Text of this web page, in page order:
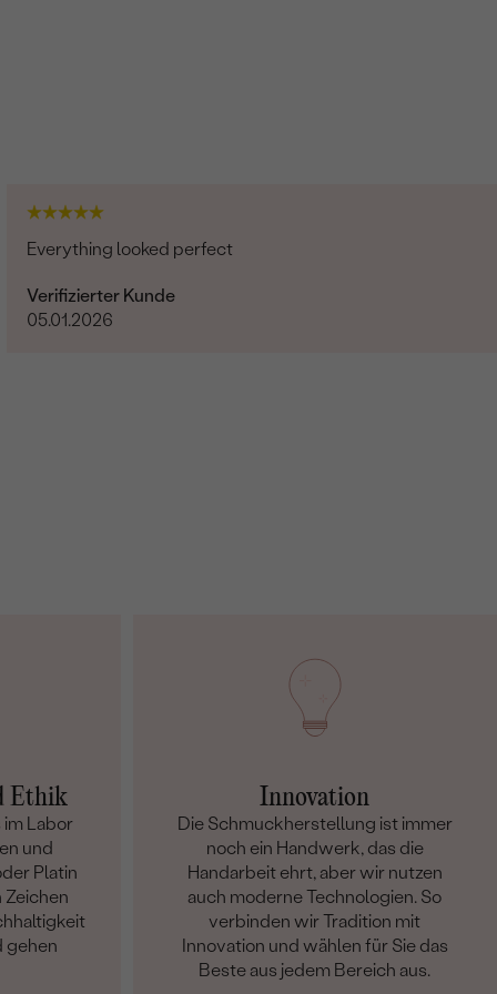
Everything looked perfect
Verifizierter Kunde
05.01.2026
Ethik
Labor
und
Platin
Zeichen
gehen
Innovation
Die Schmuckherstellung ist immer
noch ein Handwerk, das die
Handarbeit ehrt, aber wir nutzen
auch moderne Technologien. So
verbinden wir Tradition mit
Innovation und wählen für Sie das
Beste aus jedem Bereich aus.